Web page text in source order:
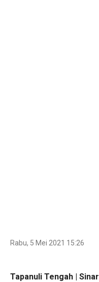
Rabu, 5 Mei 2021 15:26
Tapanuli Tengah |